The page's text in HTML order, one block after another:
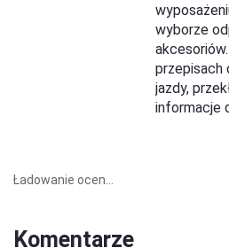
wyborze
przepisach
jazdy,
informacje
Ładowanie ocen...
Komentarze